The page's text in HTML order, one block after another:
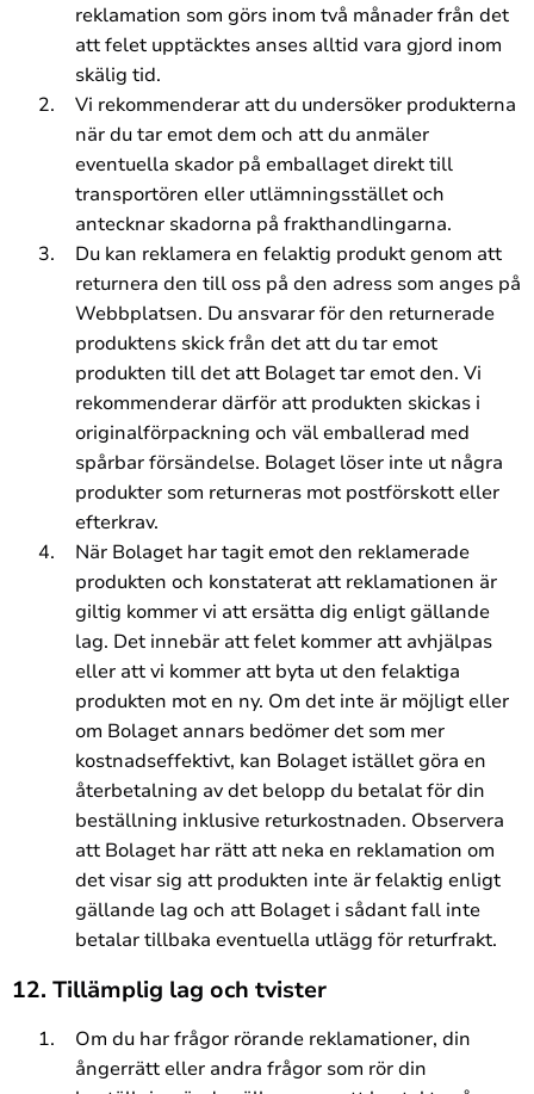
reklamation som görs inom två månader från det
att felet upptäcktes anses alltid vara gjord inom
skälig tid.
Vi rekommenderar att du undersöker produkterna
när du tar emot dem och att du anmäler
eventuella skador på emballaget direkt till
transportören eller utlämningsstället och
antecknar skadorna på frakthandlingarna.
Du kan reklamera en felaktig produkt genom att
returnera den till oss på den adress som anges på
Webbplatsen. Du ansvarar för den returnerade
produktens skick från det att du tar emot
produkten till det att Bolaget tar emot den. Vi
rekommenderar därför att produkten skickas i
originalförpackning och väl emballerad med
spårbar försändelse. Bolaget löser inte ut några
produkter som returneras mot postförskott eller
efterkrav.
När Bolaget har tagit emot den reklamerade
produkten och konstaterat att reklamationen är
giltig kommer vi att ersätta dig enligt gällande
lag. Det innebär att felet kommer att avhjälpas
eller att vi kommer att byta ut den felaktiga
produkten mot en ny. Om det inte är möjligt eller
om Bolaget annars bedömer det som mer
kostnadseffektivt, kan Bolaget istället göra en
återbetalning av det belopp du betalat för din
beställning inklusive returkostnaden. Observera
att Bolaget har rätt att neka en reklamation om
det visar sig att produkten inte är felaktig enligt
gällande lag och att Bolaget i sådant fall inte
betalar tillbaka eventuella utlägg för returfrakt.
12. Tillämplig lag och tvister
Om du har frågor rörande reklamationer, din
ångerrätt eller andra frågor som rör din